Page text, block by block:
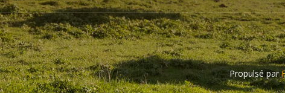
Propulsé par